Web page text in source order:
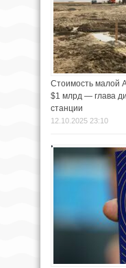
Стоимость малой
$1 млрд — глава
станции
12.10.2025 23:10